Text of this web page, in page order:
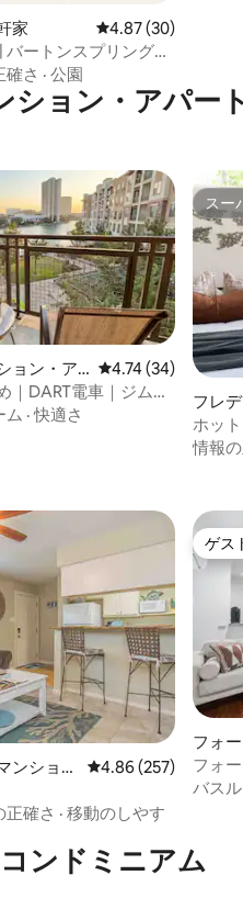
家 レビュー30件、5つ
4.87 (30)
ートンスプリングス
可能
確さ · 公園
ション・アパート
の平均評価
ョン・ア
レビュー34件、5つ
4.74 (34)
｜DART電車｜ジム＆
ム ·快適さ
スー
スー
フレ
ショ
ホッ
ト
情報
ンショ
レビュー257件、5
4.86 (257)
正確さ · 移動のしやす
ゲス
ゲス
フォ
ン・
フォ
ート
バス
ンドミニアム